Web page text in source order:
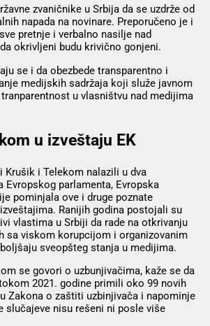
zvaničnike u Srbija da se uzdrže od
napada na novinare. Preporučeno je i
pretnje i verbalno nasilje nad
okrivljeni budu krivično gonjeni.
se i da obezbede transparentno i
medijskih sadržaja koji služe javnom
u vlasništvu nad medijima
u izveštaju EK
Krušik i Telekom nalazili u dva
Evropskog parlamenta, Evropska
pominjala ove i druge poznate
Ranijih godina postojali su
vlastima u Srbiji da rade na otkrivanju
sa viskom korupcijom i organizovanim
sveopšteg stanja u medijima.
se govori o uzbunjivačima, kaže se da
2021. godine primili oko 99 novih
Zakona o zaštiti uzbinjivača i napominje
slučajeve nisu rešeni ni posle više